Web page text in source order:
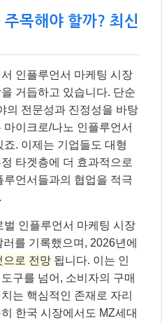
목해야 할까? 최신
인플루언서 마케팅 시장
거듭하고 있습니다. 단순
의 전문성과 진정성을 바탕
이크로/나노 인플루언서
. 이제는 기업들도 대형
타겟층에 더 효과적으로
언서들과의 협업을 적극
인플루언서 마케팅 시장
를 기록했으며, 2026년에
으로 전망 됩니다. 이는 인
구를 넘어, 소비자의 구매
는 핵심적인 존재로 자리
한국 시장에서도 MZ세대